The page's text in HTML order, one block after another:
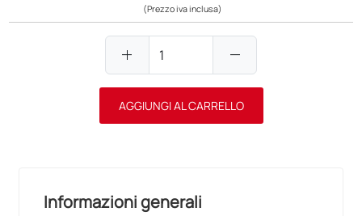
(Prezzo iva inclusa)
add remove
AGGIUNGI AL CARRELLO
Informazioni generali